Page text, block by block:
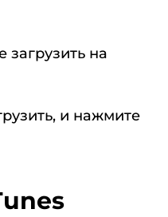
загрузить на
и нажмите